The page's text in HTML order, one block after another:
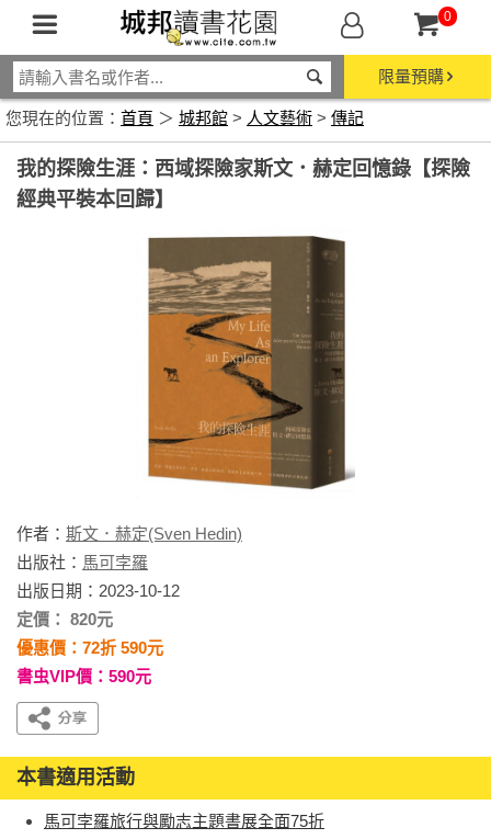
0
限量預購
您現在的位置： 首頁 ＞ 城邦館 > 人文藝術 > 傳記
我的探險生涯：西域探險家斯文．赫定回憶錄【探險
經典平裝本回歸】
作者： 斯文．赫定(Sven Hedin)
出版社： 馬可孛羅
出版日期：2023-10-12
定價： 820元
優惠價：72折 590元
書虫VIP價：590元
本書適用活動
馬可孛羅旅行與勵志主題書展全面75折